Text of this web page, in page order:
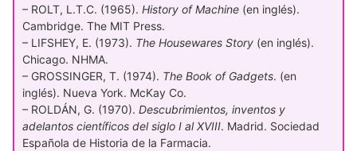
– ROLT, L.T.C. (1965). History of Machine (en inglés).
Cambridge. The MIT Press.
– LIFSHEY, E. (1973). The Housewares Story (en inglés).
Chicago. NHMA.
– GROSSINGER, T. (1974). The Book of Gadgets. (en
inglés). Nueva York. McKay Co.
– ROLDÁN, G. (1970). Descubrimientos, inventos y
adelantos científicos del siglo I al XVIII. Madrid. Sociedad
Española de Historia de la Farmacia.